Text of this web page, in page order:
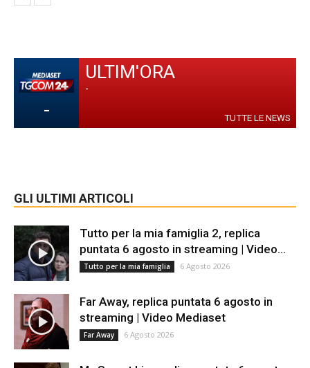
-
ULTIM'ORA
-
TUTTE LE NEWS
GLI ULTIMI ARTICOLI
Tutto per la mia famiglia 2, replica
puntata 6 agosto in streaming | Video...
Tutto per la mia famiglia 6 Agosto 2026
Far Away, replica puntata 6 agosto in
streaming | Video Mediaset
Far Away 6 Agosto 2026